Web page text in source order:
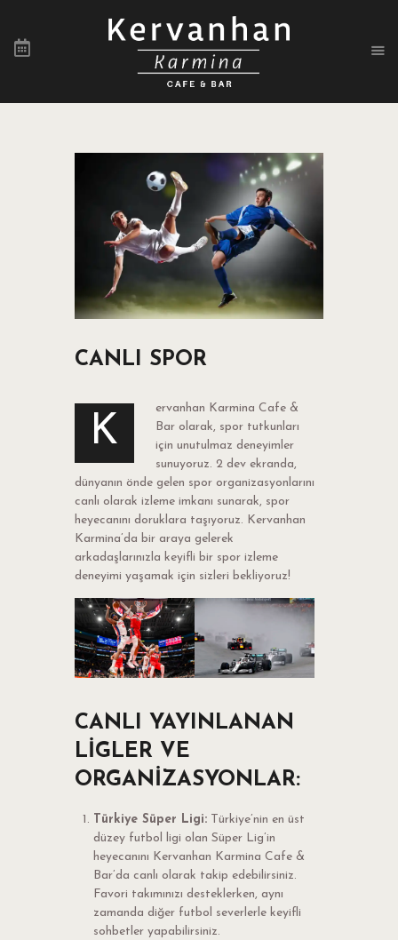
İMKANLAR
FOTOĞRAFLAR
360 SANAL TUR
KERVANHAN MENÜ
REZERVASYON
İLETIŞIM
CANLI SPOR
K
ervanhan Karmina Cafe &
Bar olarak, spor tutkunları
için unutulmaz deneyimler
sunuyoruz. 2 dev ekranda,
dünyanın önde gelen spor organizasyonlarını
canlı olarak izleme imkanı sunarak, spor
heyecanını doruklara taşıyoruz. Kervanhan
Karmina’da bir araya gelerek
arkadaşlarınızla keyifli bir spor izleme
deneyimi yaşamak için sizleri bekliyoruz!
CANLI YAYINLANAN
LIGLER VE
ORGANIZASYONLAR:
Türkiye Süper Ligi: Türkiye’nin en üst
düzey futbol ligi olan Süper Lig’in
heyecanını Kervanhan Karmina Cafe &
Bar’da canlı olarak takip edebilirsiniz.
Favori takımınızı desteklerken, aynı
zamanda diğer futbol severlerle keyifli
sohbetler yapabilirsiniz.